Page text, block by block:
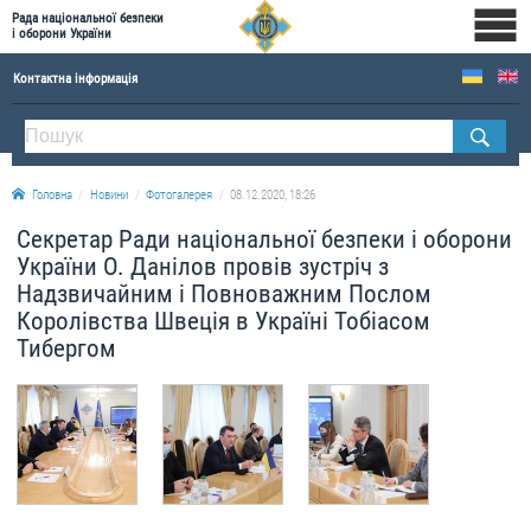
Рада національної безпеки
і оборони України
Контактна інформація
ПРО РНБОУ
Склад Ради національної безпеки і оборони України
Апарат Ради національної безпеки і оборони України
Правова основа діяльності Ради національної безпеки і оборони України
Історична довідка про діяльність Ради національної безпеки і оборони України
ОФІЦІЙНІ ДОКУМЕНТИ
Новини
Drone Deals
Фотогалерея
Головна Новини Фотогалерея 08.12.2020, 18:26
Секретар Ради національної безпеки і оборони
України О. Данілов провів зустріч з
Надзвичайним і Повноважним Послом
Королівства Швеція в Україні Тобіасом
Тибергом